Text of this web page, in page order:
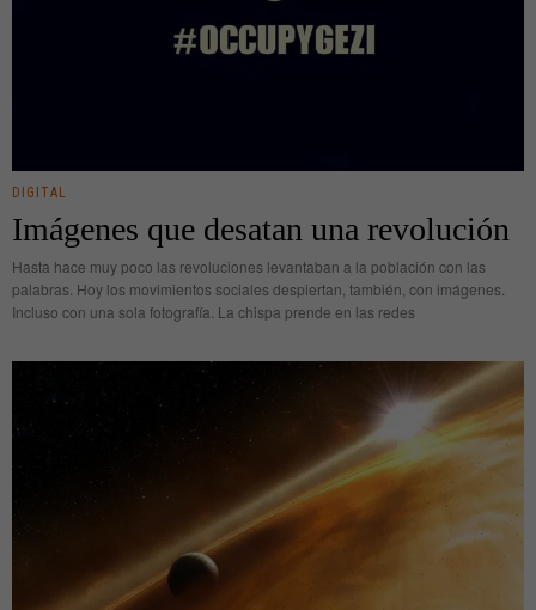
DIGITAL
Imágenes que desatan una revolución
Hasta hace muy poco las revoluciones levantaban a la población con las
palabras. Hoy los movimientos sociales despiertan, también, con imágenes.
Incluso con una sola fotografía. La chispa prende en las redes